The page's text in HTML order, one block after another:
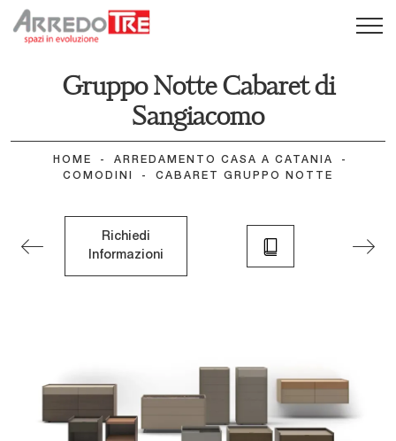
Gruppo Notte Cabaret di
Sangiacomo
HOME - ARREDAMENTO CASA A CATANIA
-
COMODINI
- CABARET GRUPPO NOTTE
Richiedi
Informazioni